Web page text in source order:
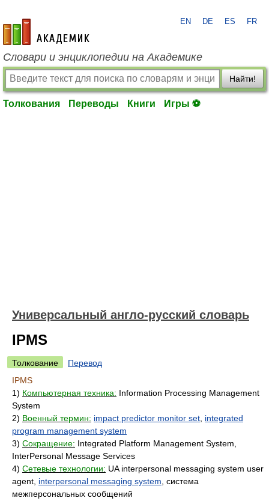
academic.ru
EN DE ES FR
Словари и энциклопедии на Академике
Найти!
Толкования Переводы Книги Игры ⚽
Универсальный англо-русский словарь
IPMS
Толкование
Перевод
IPMS
1) Компьютерная техника: Information Processing Management
System
2) Военный термин: impact predictor monitor set integrated
program management system
3) Сокращение: Integrated Platform Management System,
InterPersonal Message Services
4) Сетевые технологии: UA interpersonal messaging system user
agent, interpersonal messaging system , система
межперсональных сообщений